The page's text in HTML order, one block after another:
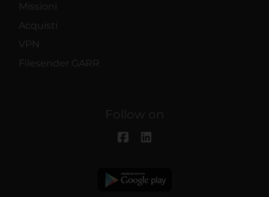
Missioni
Acquisti
VPN
Filesender GARR
Follow on